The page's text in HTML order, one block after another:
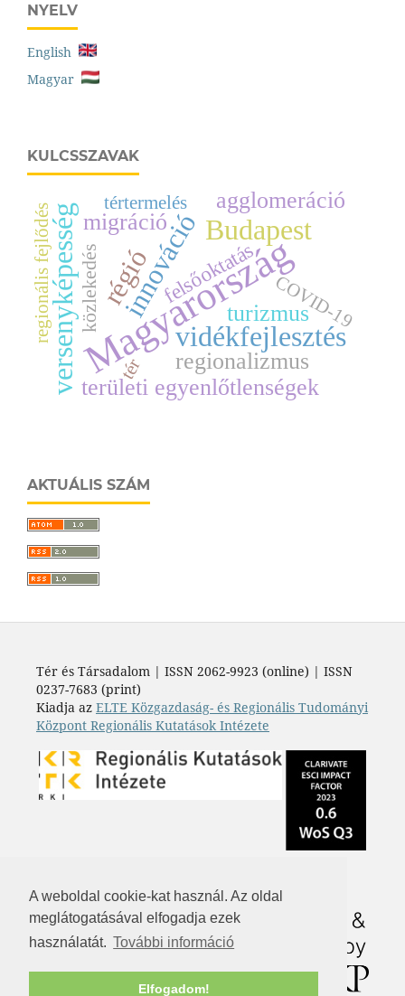
A weboldal cookie-kat használ. Az oldal
meglátogatásával elfogadja ezek
használatát. További információ
Elfogadom!
NYELV
English
Magyar
KULCSSZAVAK
Magyarország
vidékfejlesztés
versenyképesség Budapest
innováció
régió
területi egyenlőtlenségek
migráció
agglomeráció
turizmus
regionalizmus
felsőoktatás
közlekedés COVID-19
regionális fejlődés
tér
tértermelés
AKTUÁLIS SZÁM
Tér és Társadalom | ISSN 2062-9923 (online) | ISSN
0237-7683 (print)
Kiadja az ELTE Közgazdaság- és Regionális Tudományi
Központ Regionális Kutatások Intézete